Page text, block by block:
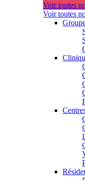
Voir toutes
Voir toutes